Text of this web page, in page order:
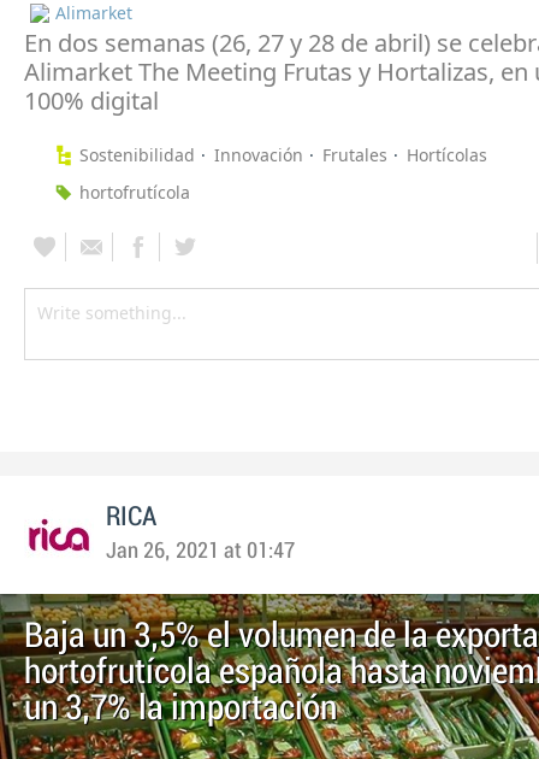
Alimarket
En dos semanas (26, 27 y 28 de abril) se
Alimarket The Meeting Frutas y Hortalizas,
100% digital
Sostenibilidad Innovación Frutales
Hortícolas
hortofrutícola
RICA
Jan 26, 2021 at 01:47
Baja un 3,5% el volumen de la
hortofrutícola española hasta
un 3,7% la importación